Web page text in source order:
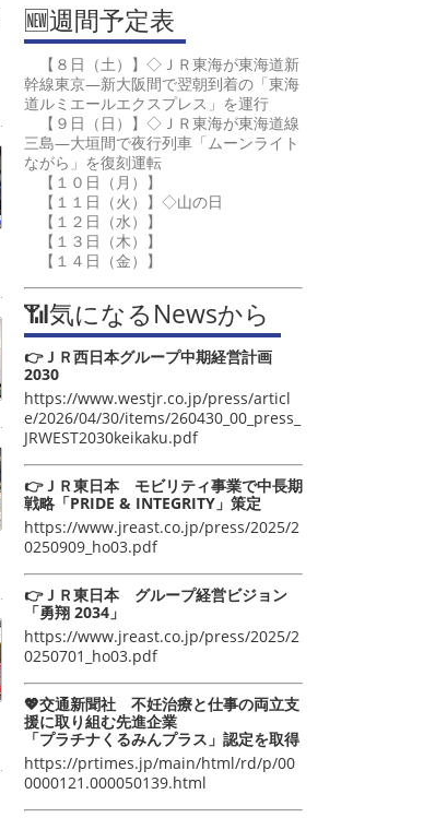
🆕週間予定表
【８日（土）】◇ＪＲ東海が東海道新
幹線東京―新大阪間で翌朝到着の「東海
道ルミエールエクスプレス」を運行
【９日（日）】◇ＪＲ東海が東海道線
三島―大垣間で夜行列車「ムーンライト
ながら」を復刻運転
【１０日（月）】
【１１日（火）】◇山の日
【１２日（水）】
【１３日（木）】
【１４日（金）】
📶気になるNewsから
👉ＪＲ西日本グループ中期経営計画
2030
https://www.westjr.co.jp/press/articl
e/2026/04/30/items/260430_00_press_
JRWEST2030keikaku.pdf
👉ＪＲ東日本 モビリティ事業で中長期
戦略「PRIDE & INTEGRITY」策定
https://www.jreast.co.jp/press/2025/2
0250909_ho03.pdf
👉ＪＲ東日本 グループ経営ビジョン
「勇翔 2034」
https://www.jreast.co.jp/press/2025/2
0250701_ho03.pdf
💖交通新聞社 不妊治療と仕事の両立支
援に取り組む先進企業
「プラチナくるみんプラス」認定を取得
https://prtimes.jp/main/html/rd/p/00
0000121.000050139.html